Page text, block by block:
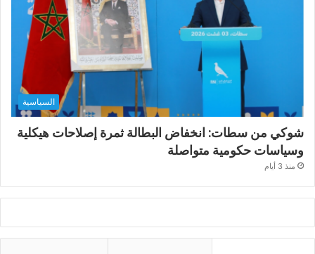
السياسية
شوكي من سطات: انخفاض البطالة ثمرة إصلاحات هيكلية
وسياسات حكومية متواصلة
منذ 3 أيام